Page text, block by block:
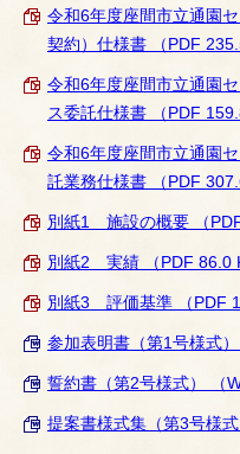
令和6年度座間市立通園
契約）仕様書 （PDF
令和6年度座間市立通園
ス委託仕様書 （PDF
令和6年度座間市立通園
託業務仕様書 （PDF
別紙1 施設の概要 （PDF
別紙2 実績 （PDF 86.0
別紙3 評価基準 （PDF
参加表明書（第1号様式
誓約書（第2号様式） （
提案書様式集（第3号様